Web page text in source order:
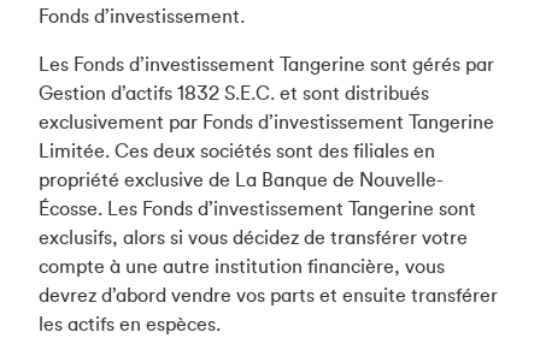
Fonds d’investissement.
Les Fonds d’investissement Tangerine sont gérés par
Gestion d’actifs 1832 S.E.C. et sont distribués
exclusivement par Fonds d’investissement Tangerine
Limitée. Ces deux sociétés sont des filiales en
propriété exclusive de La Banque de Nouvelle-
Écosse. Les Fonds d’investissement Tangerine sont
exclusifs, alors si vous décidez de transférer votre
compte à une autre institution financière, vous
devrez d’abord vendre vos parts et ensuite transférer
les actifs en espèces.